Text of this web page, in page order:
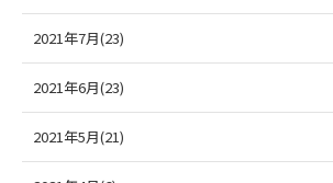
2021年7月(23)
2021年6月(23)
2021年5月(21)